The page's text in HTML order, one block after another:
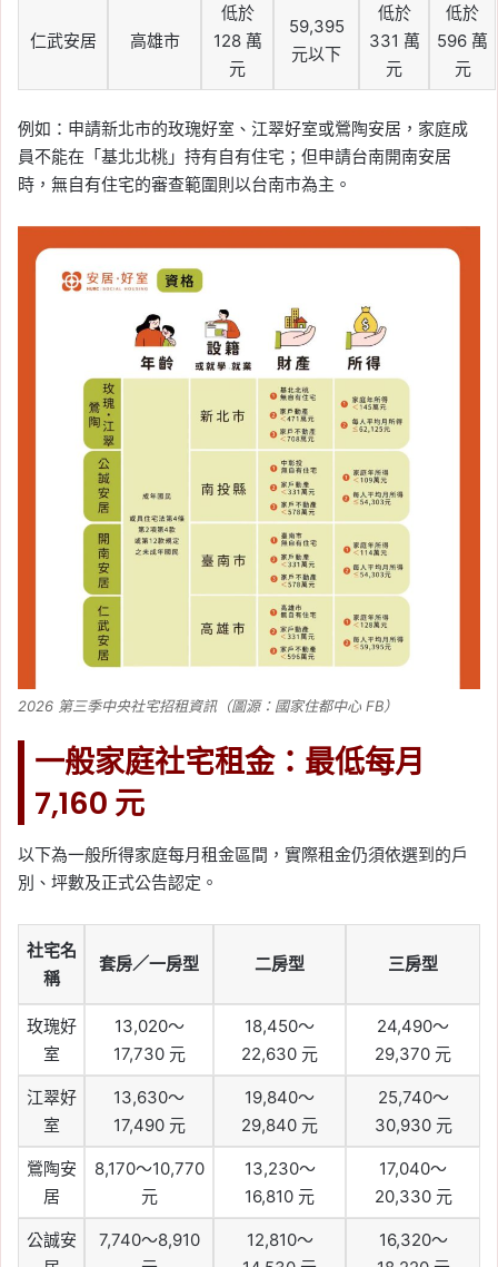
仁武安居 高雄市
低於
128 萬
元
59,395
元以下
低於
331 萬
元
低於
596 萬
元
例如：申請新北市的玫瑰好室、江翠好室或鶯陶安居，家庭成
員不能在「基北北桃」持有自有住宅；但申請台南開南安居
時，無自有住宅的審查範圍則以台南市為主。
2026 第三季中央社宅招租資訊（圖源：國家住都中心 FB）
一般家庭社宅租金：最低每月
7,160 元
以下為一般所得家庭每月租金區間，實際租金仍須依選到的戶
別、坪數及正式公告認定。
社宅名
稱
套房／一房型 二房型 三房型
玫瑰好
室
13,020～
17,730 元
18,450～
22,630 元
24,490～
29,370 元
江翠好
室
13,630～
17,490 元
19,840～
29,840 元
25,740～
30,930 元
鶯陶安
居
8,170～10,770
元
13,230～
16,810 元
17,040～
20,330 元
公誠安
7,740～8,910
12,810～
16,320～